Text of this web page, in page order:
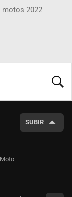
motos 2022
SUBIR